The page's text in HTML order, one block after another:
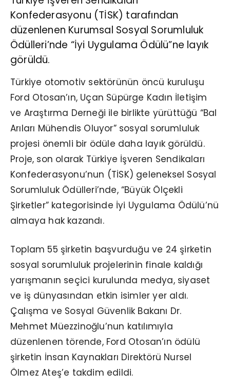
Konfederasyonu (TİSK) tarafından
düzenlenen Kurumsal Sosyal Sorumluluk
Ödülleri’nde “İyi Uygulama Ödülü”ne layık
görüldü.
Türkiye otomotiv sektörünün öncü kuruluşu
Ford Otosan’ın, Uçan Süpürge Kadın İletişim
ve Araştırma Derneği ile birlikte yürüttüğü “Bal
Arıları Mühendis Oluyor” sosyal sorumluluk
projesi önemli bir ödüle daha layık görüldü.
Proje, son olarak Türkiye İşveren Sendikaları
Konfederasyonu’nun (TİSK) geleneksel Sosyal
Sorumluluk Ödülleri’nde, “Büyük Ölçekli
Şirketler” kategorisinde İyi Uygulama Ödülü’nü
almaya hak kazandı.
Toplam 55 şirketin başvurduğu ve 24 şirketin
sosyal sorumluluk projelerinin finale kaldığı
yarışmanın seçici kurulunda medya, siyaset
ve iş dünyasından etkin isimler yer aldı.
Çalışma ve Sosyal Güvenlik Bakanı Dr.
Mehmet Müezzinoğlu’nun katılımıyla
düzenlenen törende, Ford Otosan’ın ödülü
şirketin İnsan Kaynakları Direktörü Nursel
Ölmez Ateş’e takdim edildi.